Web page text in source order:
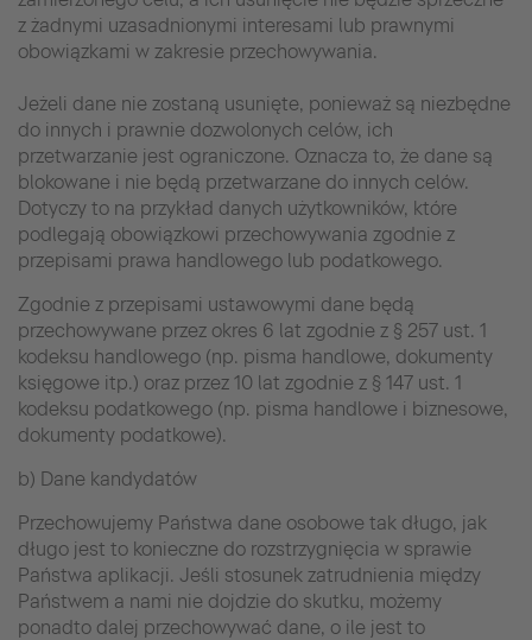
z żadnymi uzasadnionymi interesami lub prawnymi
obowiązkami w zakresie przechowywania.
Jeżeli dane nie zostaną usunięte, ponieważ są niezbędne
do innych i prawnie dozwolonych celów, ich
przetwarzanie jest ograniczone. Oznacza to, że dane są
blokowane i nie będą przetwarzane do innych celów.
Dotyczy to na przykład danych użytkowników, które
podlegają obowiązkowi przechowywania zgodnie z
przepisami prawa handlowego lub podatkowego.
Zgodnie z przepisami ustawowymi dane będą
przechowywane przez okres 6 lat zgodnie z § 257 ust. 1
kodeksu handlowego (np. pisma handlowe, dokumenty
księgowe itp.) oraz przez 10 lat zgodnie z § 147 ust. 1
kodeksu podatkowego (np. pisma handlowe i biznesowe,
dokumenty podatkowe).
b) Dane kandydatów
Przechowujemy Państwa dane osobowe tak długo, jak
długo jest to konieczne do rozstrzygnięcia w sprawie
Państwa aplikacji. Jeśli stosunek zatrudnienia między
Państwem a nami nie dojdzie do skutku, możemy
ponadto dalej przechowywać dane, o ile jest to